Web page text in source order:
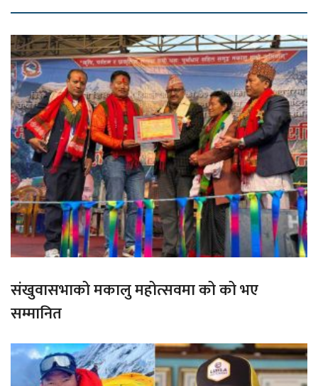
संखुवासभाको मकालु महोत्सवमा को को भए
सम्मानित